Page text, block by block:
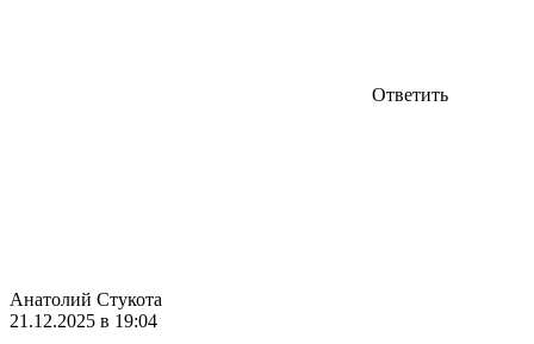
Ответить
Анатолий Стукота
21.12.2025 в 19:04